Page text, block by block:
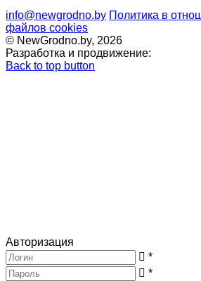
info@newgrodno.by Политика в
файлов cookies
© NewGrodno.by, 2026
Разработка и продвижение:
Back to top button
Авторизация
*
*